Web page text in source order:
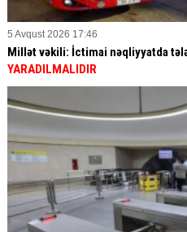
5 Avqust 2026 17:46
Millət vəkili: İctimai nəqliyyatda
YARADILMALIDIR